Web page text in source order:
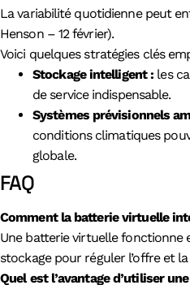
La variabilité quotidienne peut
Henson – 12 février).
Voici quelques stratégies clés
Stockage intelligent : les
de service indispensable.
Systèmes prévisionnels
conditions climatiques
globale.
FAQ
Comment la batterie virtuelle
Une batterie virtuelle fonctionne
stockage pour réguler l’offre et
Quel est l’avantage d’utiliser